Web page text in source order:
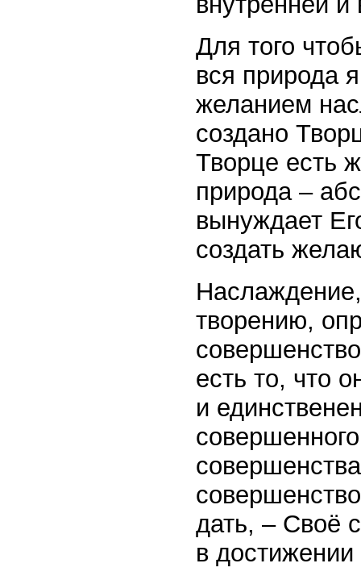
Для того
вся природа
желанием
создано
Творце есть
природа –
вынуждает
создать
творению,
есть то, что
и
дать, – Своё
в